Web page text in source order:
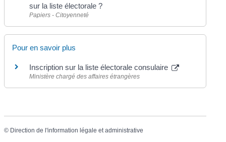
sur la liste électorale ?
Papiers - Citoyenneté
Pour en savoir plus
Inscription sur la liste électorale consulaire
Ministère chargé des affaires étrangères
© Direction de l'information légale et administrative